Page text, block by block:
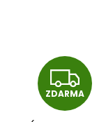
Z
D
ZDARMA